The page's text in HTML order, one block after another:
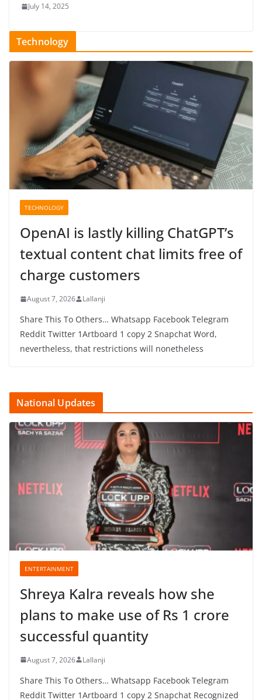
July 14, 2025
Technology
TECHNOLOGY
OpenAI is lastly killing ChatGPT’s
textual content chat limits free of
charge customers
August 7, 2026 Lallanji
Share This To Others… Whatsapp Facebook Telegram
Reddit Twitter 1Artboard 1 copy 2 Snapchat Word,
nevertheless, that restrictions will nonetheless
National Updates
ENTERTAINMENT
Shreya Kalra reveals how she
plans to make use of Rs 1 crore
successful quantity
August 7, 2026 Lallanji
Share This To Others… Whatsapp Facebook Telegram
Reddit Twitter 1Artboard 1 copy 2 Snapchat Recognized